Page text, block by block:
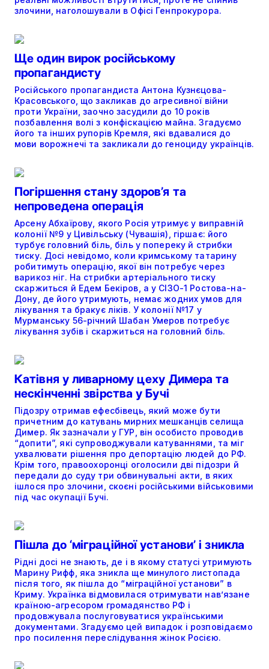
злочини, наголошували в Офісі Генпрокурора.
Ще один вирок російському
пропагандисту
Російського пропагандиста Антона Кузнєцова-
Красовського, що закликав до агресивної війни
проти України, заочно засудили до 10 років
позбавлення волі з конфіскацією майна. Згадуємо
його та інших рупорів Кремля, які вдавалися до
мови ворожнечі та закликали до геноциду українців.
Погіршення стану здоров’я та
непроведена операція
Арсену Абхаїрову, якого Росія утримує у виправній
колонії №9 у Цивільську (Чувашія), гіршає: його
турбує головний біль, біль у попереку й стрибки
тиску. Досі невідомо, коли кримському татарину
робитимуть операцію, якої він потребує через
варикоз ніг. На стрибки артеріального тиску
скаржиться й Едем Бекіров, а у СІЗО-1 Ростова-на-
Дону, де його утримують, немає жодних умов для
лікування та бракує ліків. У колонії №17 у
Мурманську 56-річний Шабан Умеров потребує
лікування зубів і скаржиться на головний біль.
Катівня у ливарному цеху Димера та
нескінченні звірства у Бучі
Підозру отримав ефесбівець, який може бути
причетним до катувань мирних мешканців селища
Димер. Як зазначали у ГУР, він особисто проводив
“допити”, які супроводжували катуваннями, та міг
ухвалювати рішення про депортацію людей до РФ.
Крім того, правоохоронці оголосили дві підозри й
передали до суду три обвинувальні акти, в яких
ішлося про злочини, скоєні російськими військовими
під час окупації Бучі.
Пішла до ‘міграційної установи’ і зникла
Рідні досі не знають, де і в якому статусі утримують
Марину Рифф, яка зникла ще минулого листопада
після того, як пішла до “міграційної установи” в
Криму. Українка відмовилася отримувати нав’язане
країною-агресором громадянство РФ і
продовжувала послуговуватися українськими
документами. Згадуємо цей випадок і розповідаємо
про посилення переслідування жінок Росією.